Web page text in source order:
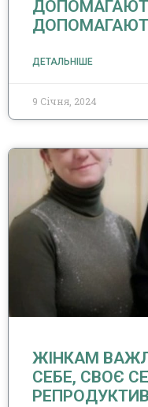
ДЕТАЛЬНІШЕ
9 Січня, 2024
ЖІНКАМ
СЕБЕ, СВОЄ